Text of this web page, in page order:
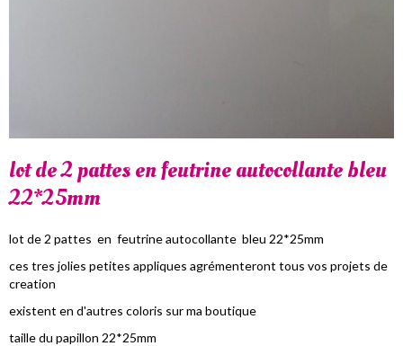
lot de 2 pattes en feutrine autocollante bleu
22*25mm
lot de 2 pattes en feutrine autocollante bleu 22*25mm
ces tres jolies petites appliques agrémenteront tous vos projets de
creation
existent en d'autres coloris sur ma boutique
taille du papillon 22*25mm